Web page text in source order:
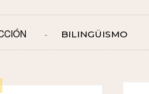
BILINGÜISMO